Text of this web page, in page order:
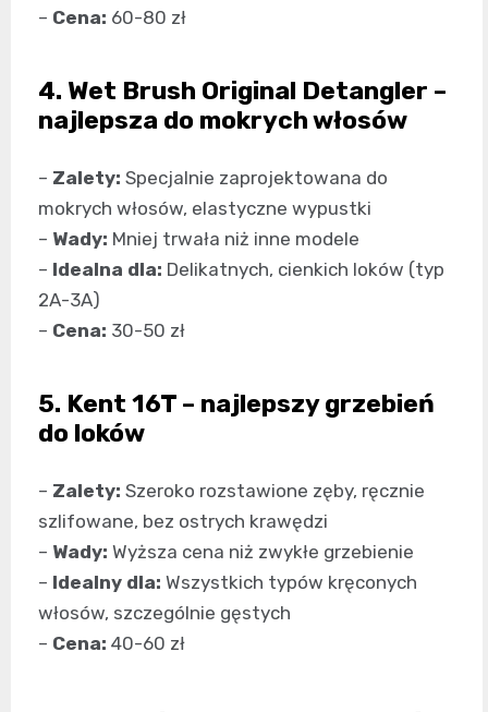
– Cena: 60-80 zł
4. Wet Brush Original Detangler –
najlepsza do mokrych włosów
– Zalety: Specjalnie zaprojektowana do
mokrych włosów, elastyczne wypustki
– Wady: Mniej trwała niż inne modele
– Idealna dla: Delikatnych, cienkich loków (typ
2A-3A)
– Cena: 30-50 zł
5. Kent 16T – najlepszy grzebień
do loków
– Zalety: Szeroko rozstawione zęby, ręcznie
szlifowane, bez ostrych krawędzi
– Wady: Wyższa cena niż zwykłe grzebienie
– Idealny dla: Wszystkich typów kręconych
włosów, szczególnie gęstych
– Cena: 40-60 zł